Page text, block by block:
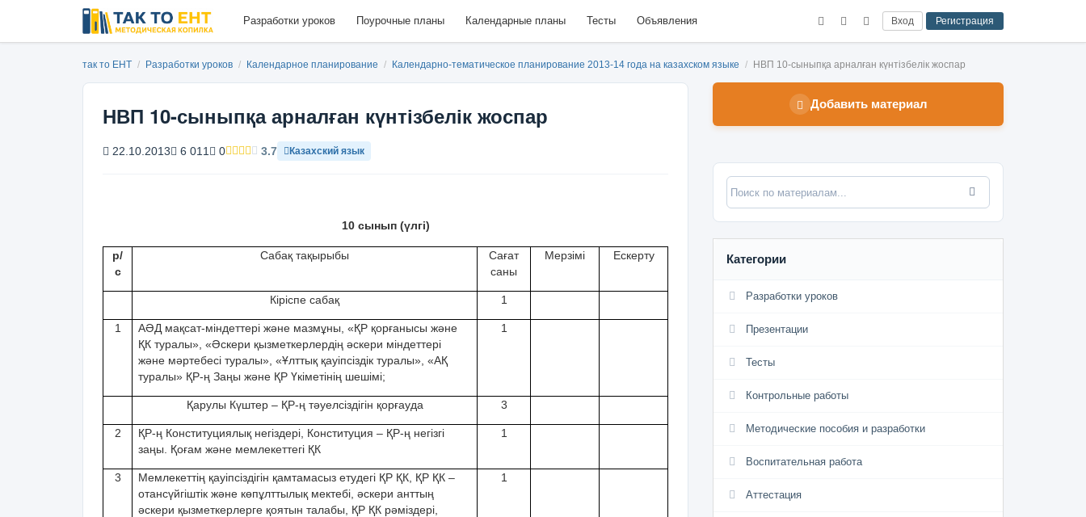
Разработки уроков Поурочные планы Календарные планы Тесты Объявления Вход Регистрация
так то ЕНТ / Разработки уроков / Календарное планирование / Календарно-тематическое планирование 2013-14 года на казахском языке / НВП 10-сыныпқа арналған күнтізбелік жоспар
НВП 10-сыныпқа арналған күнтізбелік жоспар
22.10.2013 6 011 0 3.7 Казахский язык
10сынып (үлгі)
р/
с
Сабақ тақырыбы
Сағат
саны
Мерзімі Ескерту
Кіріспе сабақ 1
1
АӘД мақсат-міндеттері жəне мазмұны, «ҚР қорғанысы жəне
ҚК туралы», «Əскери қызметкерлердің əскери міндеттері
жəне мəртебесі туралы», «Ұлттық қауіпсіздік туралы», «АҚ
туралы» ҚР-ң Заңы жəне ҚР Үкіметінің шешімі;
1
Қарулы Күштер – ҚР-ң тəуелсіздігін қорғауда 3
2
ҚР-ң Конституциялық негіздері, Конституция – ҚР-ң негізгі
заңы. Қоғам жəне мемлекеттегі ҚК
1
3
Мемлекеттің қауіпсіздігін қамтамасыз етудегі ҚР ҚК, ҚР ҚК –
отансүйгіштік жəне көпұлттылық мектебі, əскери анттың
əскери қызметкерлерге қоятын талабы, ҚР ҚК рəміздері,
1
Добавить материал
Категории
Разработки уроков
Презентации
Тесты
Контрольные работы
Методические пособия и разработки
Воспитательная работа
Аттестация